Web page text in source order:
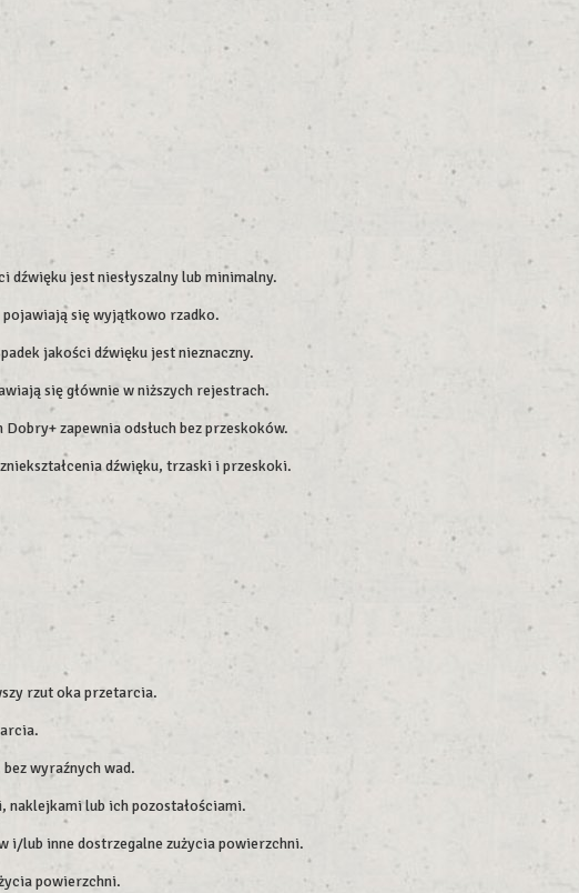
dźwięku jest niesłyszalny lub minimalny.
pojawiają się wyjątkowo rzadko.
jakości dźwięku jest nieznaczny.
się głównie w niższych rejestrach.
zapewnia odsłuch bez przeskoków.
dźwięku, trzaski i przeskoki.
rzut oka przetarcia.
wyraźnych wad.
naklejkami lub ich pozostałościami.
i/lub inne dostrzegalne zużycia powierzchni.
powierzchni.